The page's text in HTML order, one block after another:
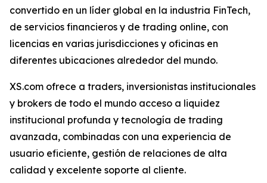
convertido en un líder global en la industria FinTech,
de servicios financieros y de trading online, con
licencias en varias jurisdicciones y oficinas en
diferentes ubicaciones alrededor del mundo.
XS.com ofrece a traders, inversionistas institucionales
y brokers de todo el mundo acceso a liquidez
institucional profunda y tecnología de trading
avanzada, combinadas con una experiencia de
usuario eficiente, gestión de relaciones de alta
calidad y excelente soporte al cliente.